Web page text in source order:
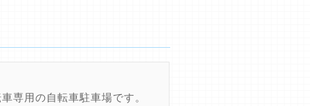
専用の自転車駐車場です。